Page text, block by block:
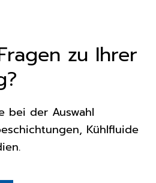
zu Ihrer
bei der Auswahl
Kühlfluide